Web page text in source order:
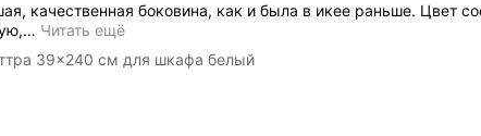
качественная боковина, как и была в икее раньше. Цвет
… Читать ещё
39x240 см для шкафа белый